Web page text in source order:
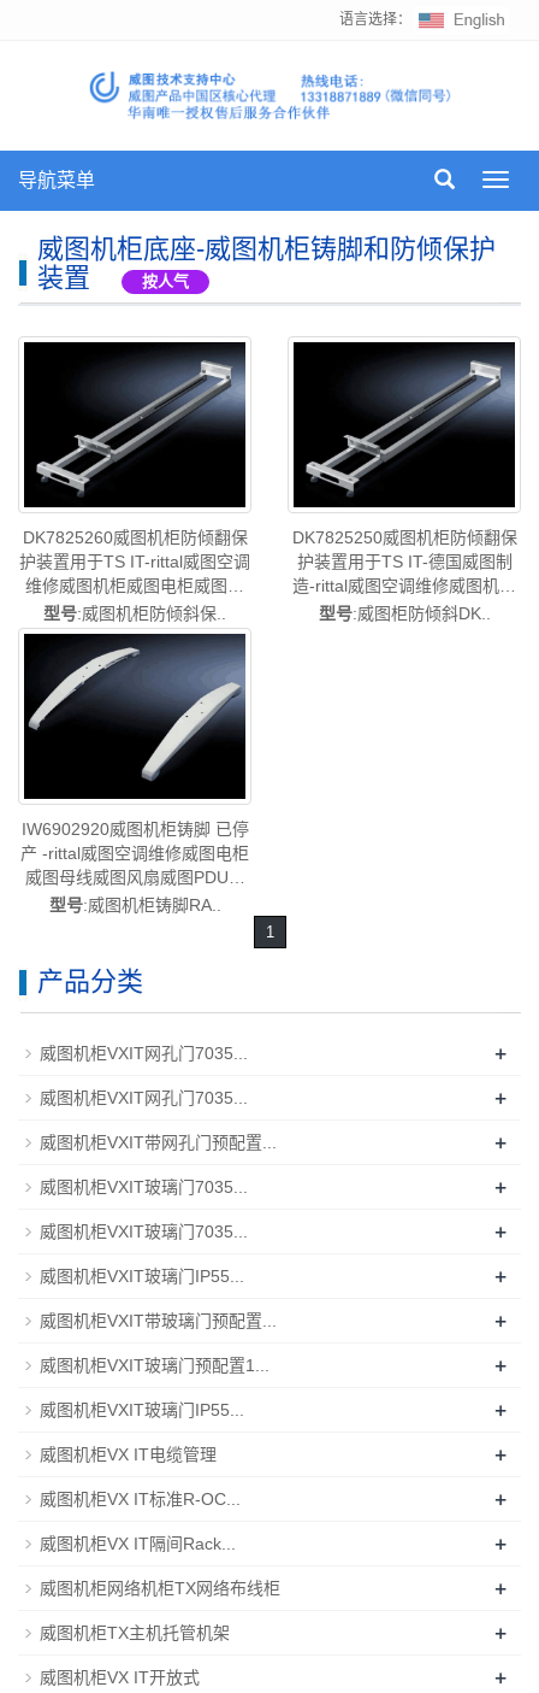
语言选择：
导航菜单
威图机柜底座-威图机柜铸脚和防倾保护
装置
按人气
DK7825260威图机柜防倾翻保
护装置用于TS IT-rittal威图空调
维修威图机柜威图电柜威图风
扇威图PDU威图配件威图售后
DK7825.260
型号:威图机柜防倾斜保..
DK7825250威图机柜防倾翻保
护装置用于TS IT-德国威图制
造-rittal威图空调维修威图机柜
威图电柜威图风扇威图PDU威
型号:威图柜防倾斜DK..
IW6902920威图机柜铸脚 已停
产 -rittal威图空调维修威图电柜
威图母线威图风扇威图PDU威
图售后IW6902.920
型号:威图机柜铸脚RA..
1
产品分类
威图机柜VXIT网孔门7035... +
威图机柜VXIT网孔门7035... +
威图机柜VXIT带网孔门预配置... +
威图机柜VXIT玻璃门7035... +
威图机柜VXIT玻璃门7035... +
威图机柜VXIT玻璃门IP55... +
威图机柜VXIT带玻璃门预配置... +
威图机柜VXIT玻璃门预配置1... +
威图机柜VXIT玻璃门IP55... +
威图机柜VX IT电缆管理 +
威图机柜VX IT标准R-OC... +
威图机柜VX IT隔间Rack... +
威图机柜网络机柜TX网络布线柜 +
威图机柜TX主机托管机架 +
威图机柜VX IT开放式 +